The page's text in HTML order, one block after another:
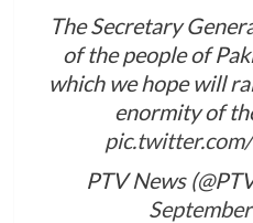
The Secretary
of the people of
which we hope will
enormity of